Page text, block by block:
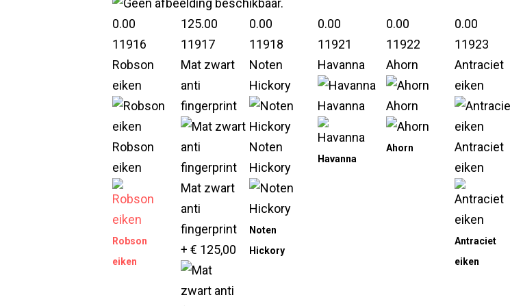
0.00
11916
Robson
eiken
Robson
eiken
Robson
eiken
125.00
11917
Mat zwart
anti
fingerprint
Mat zwart
anti
fingerprint
+ € 125,00
0.00
11918
Noten
Hickory
Noten
Hickory
Noten
Hickory
0.00
11921
Havanna
Havanna
Havanna
0.00
11922
Ahorn
Ahorn
Ahorn
0.00
11923
Antraciet
eiken
Antraciet
eiken
Antraciet
eiken